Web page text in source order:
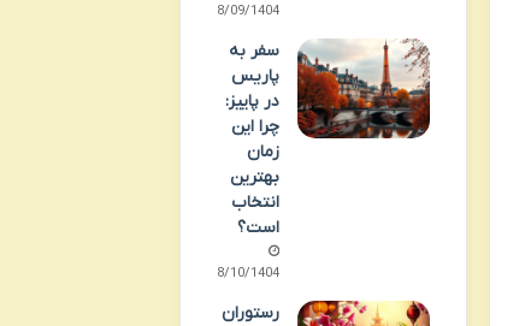
18/09/1404
سفر به
پاریس
در پاییز:
چرا این
زمان
بهترین
انتخاب
است؟
08/10/1404
رستوران